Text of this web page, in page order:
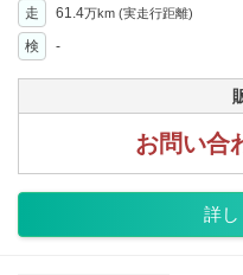
走 61.4万km (実走行距離)
検
-
お問い合
詳し